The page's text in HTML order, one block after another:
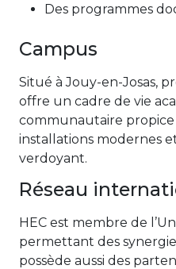
Des programmes
Campus
Situé à Jouy-en-Josas,
offre un cadre de vie
communautaire propice
installations modernes
verdoyant.
Réseau
HEC est membre de
permettant des
possède aussi des